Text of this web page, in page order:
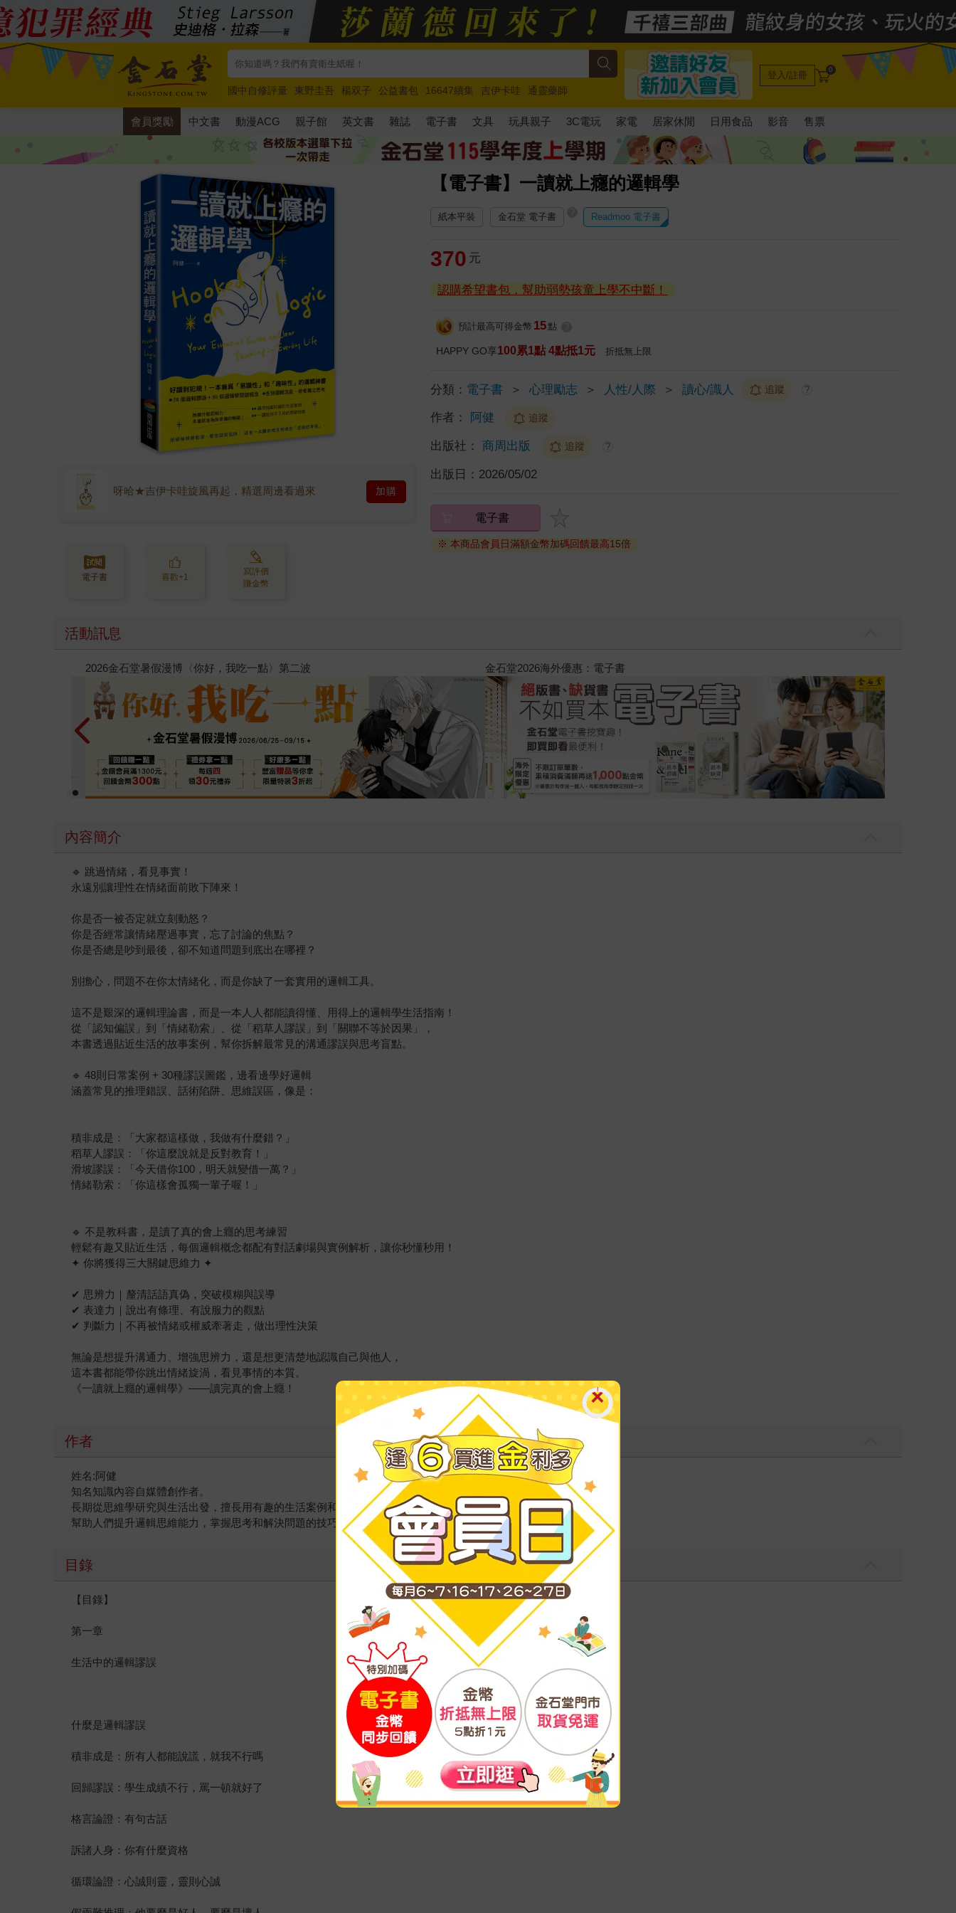
國中自修評量 東野圭吾 楊双子 公益書包 16647續集 吉伊卡哇
通靈藥師
唯紅花綻放
奧德賽 路邊攤新作 馬斯克 玩具總動員5 超慢跑
登入/註冊 0
會員獎勵 中文書 動漫ACG 親子館 英文書 雜誌 電子書 文具 玩具親子 3C電玩 家電 居家休閒 日用食品 影音 售票
【電子書】一讀就上癮的邏輯學
呀哈★吉伊卡哇旋風再起，精選周邊看過來 加購
電子書 喜歡+1
寫評價
賺金幣
紙本平裝 金石堂 電子書 Readmoo 電子書
370 元
認購希望書包，幫助弱勢孩童上學不中斷！
預計最高可得金幣 15 點
HAPPY GO享100累1點 4點抵1元 折抵無上限
分類： 電子書 ＞ 心理勵志 ＞ 人性/人際 ＞ 讀心/識人 追蹤 ?
作者： 阿健 追蹤
出版社： 商周出版 追蹤 ?
出版日： 2026/05/02
電子書
※ 本商品會員日滿額金幣加碼回饋最高15倍
活動訊息
春光ｘ奇幻基地｜全書系展 2026金石堂暑假漫博〈你好，我吃一點〉第二波
內容簡介
🔹 跳過情緒，看見事實！
永遠別讓理性在情緒面前敗下陣來！
你是否一被否定就立刻動怒？
你是否經常讓情緒壓過事實，忘了討論的焦點？
你是否總是吵到最後，卻不知道問題到底出在哪裡？
別擔心，問題不在你太情緒化，而是你缺了一套實用的邏輯工具。
這不是艱深的邏輯理論書，而是一本人人都能讀得懂、用得上的邏輯學生活指南！
從「認知偏誤」到「情緒勒索」、從「稻草人謬誤」到「關聯不等於因果」，
本書透過貼近生活的故事案例，幫你拆解最常見的溝通謬誤與思考盲點。
🔹 48則日常案例 + 30種謬誤圖鑑，邊看邊學好邏輯
涵蓋常見的推理錯誤、話術陷阱、思維誤區，像是：
積非成是：「大家都這樣做，我做有什麼錯？」
稻草人謬誤：「你這麼說就是反對教育！」
滑坡謬誤：「今天借你100，明天就變借一萬？」
情緒勒索：「你這樣會孤獨一輩子喔！」
🔹 不是教科書，是讀了真的會上癮的思考練習
輕鬆有趣又貼近生活，每個邏輯概念都配有對話劇場與實例解析，讓你秒懂秒用！
✦ 你將獲得三大關鍵思維力 ✦
✔ 思辨力｜釐清話語真偽，突破模糊與誤導
✔ 表達力｜說出有條理、有說服力的觀點
✔ 判斷力｜不再被情緒或權威牽著走，做出理性決策
無論是想提升溝通力、增強思辨力，還是想更清楚地認識自己與他人，
這本書都能帶你跳出情緒旋渦，看見事情的本質。
《一讀就上癮的邏輯學》——讀完真的會上癮！
作者
姓名:阿健
知名知識內容自媒體創作者。
長期從思維學研究與生活出發，擅長用有趣的生活案例和邏輯角度解讀日常對話細節，
幫助人們提升邏輯思維能力，掌握思考和解決問題的技巧。
目錄
【目錄】
第一章
生活中的邏輯謬誤
什麼是邏輯謬誤
積非成是：所有人都能說謊，就我不行嗎
回歸謬誤：學生成績不行，罵一頓就好了
格言論證：有句古話
訴諸人身：你有什麼資格
循環論證：心誠則靈，靈則心誠